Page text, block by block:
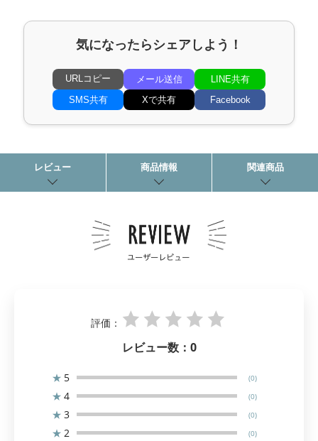
気になったらシェアしよう！
URLコピー メール送信
LINE共有
SMS共有
Xで共有 Facebook
レビュー 商品情報 関連商品
評価：
レビュー数： 0
★ 5 (0)
★ 4 (0)
★ 3 (0)
★ 2 (0)